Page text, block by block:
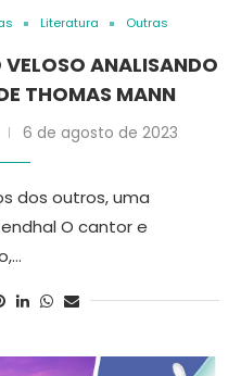
Literatura Outras
ANALISANDO
THOMAS MANN
6 de agosto de 2023
dos outros, uma
O cantor e